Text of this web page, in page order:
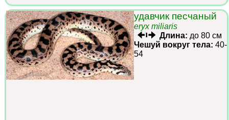
удавчик песчаный
eryx miliaris
Длина: до 80 см
Чешуй вокруг тела: 40-
54